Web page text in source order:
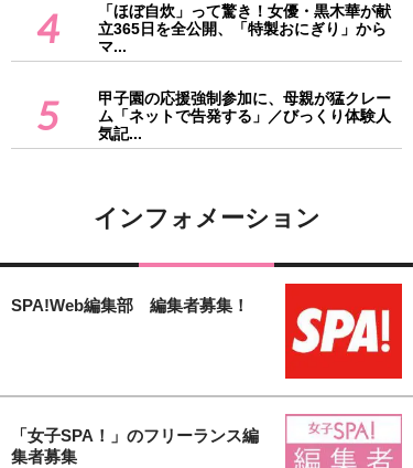
4
「ほぼ自炊」って驚き！女優・黒木華が献
立365日を全公開、「特製おにぎり」から
マ...
5
甲子園の応援強制参加に、母親が猛クレー
ム「ネットで告発する」／びっくり体験人
気記...
インフォメーション
SPA!Web編集部 編集者募集！
「女子SPA！」のフリーランス編
集者募集